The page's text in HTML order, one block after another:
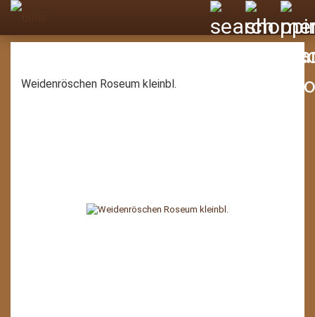
Weidenröschen Roseum kleinbl.